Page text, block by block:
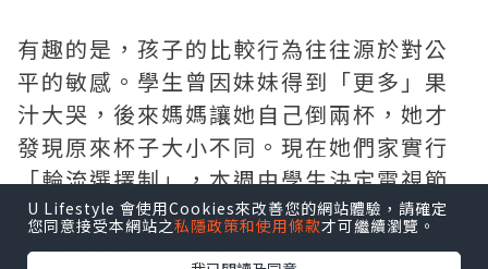
有趣的是，孩子的比較行為往往源於對公
平的敏感。學生曾因妹妹得到「更多」果
汁大哭，後來媽媽讓她自己倒兩杯，她才
發現原來杯子大小不同。現在她們家實行
「輪流選擇制」，本週由學生決定電視節
目，下週換妹妹選。這種可預見的公平，
讓姐妹間的比較大大減少。
U Lifestyle 會使用Cookies來改善您的網站體驗，請確定
您同意接受本網站之私隱政策和使用條款才可繼續瀏覽。